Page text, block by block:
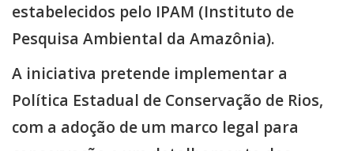
estabelecidos pelo IPAM (Instituto de
Pesquisa Ambiental da Amazônia).
A iniciativa pretende implementar a
Política Estadual de Conservação de Rios,
com a adoção de um marco legal para